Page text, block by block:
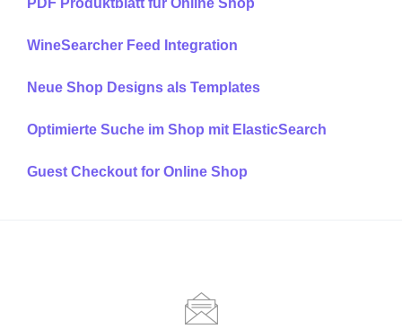
PDF Produktblatt für Online Shop
WineSearcher Feed Integration
Neue Shop Designs als Templates
Optimierte Suche im Shop mit ElasticSearch
Guest Checkout for Online Shop